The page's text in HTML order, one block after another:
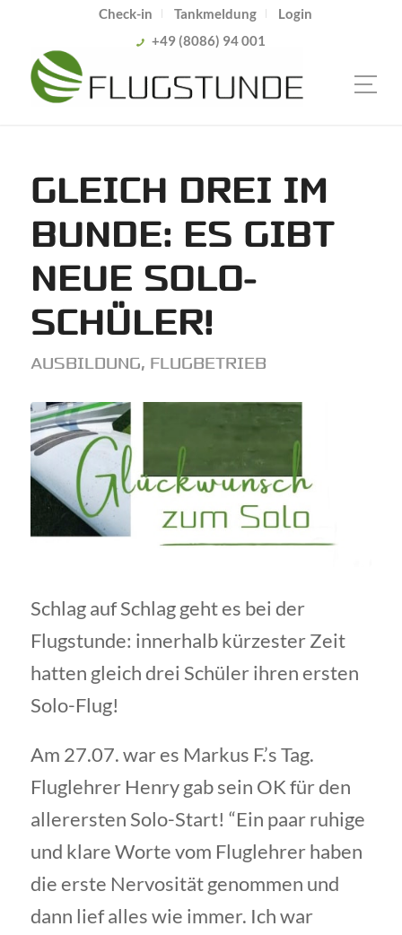
Check-in Tankmeldung
Login
+49 (8086) 94 001
GLEICH DREI IM
BUNDE: ES GIBT
NEUE SOLO-
SCHÜLER!
AUSBILDUNG, FLUGBETRIEB
Schlag auf Schlag geht es bei der
Flugstunde: innerhalb kürzester Zeit
hatten gleich drei Schüler ihren ersten
Solo-Flug!
Am 27.07. war es Markus F.’s Tag.
Fluglehrer Henry gab sein OK für den
allerersten Solo-Start! “Ein paar ruhige
und klare Worte vom Fluglehrer haben
die erste Nervosität genommen und
dann lief alles wie immer. Ich war